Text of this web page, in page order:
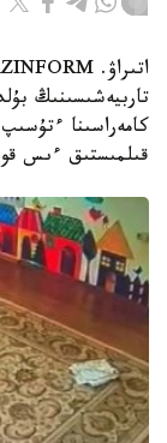
تاربيەشىسىنىڭ
كامەراسىنا
قىلمىستىق ءىس